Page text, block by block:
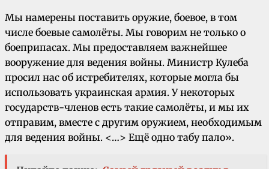
Мы намерены поставить оружие, боевое, в том
числе боевые самолёты. Мы говорим не только о
боеприпасах. Мы предоставляем важнейшее
вооружение для ведения войны. Министр Кулеба
просил нас об истребителях, которые могла бы
использовать украинская армия. У некоторых
государств-членов есть такие самолёты, и мы их
отправим, вместе с другим оружием, необходимым
для ведения войны. <…> Ещё одно табу пало».